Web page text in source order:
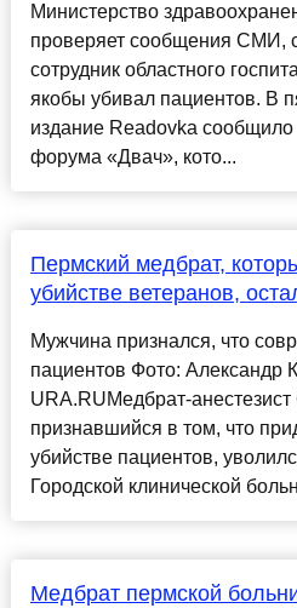
Министерство
проверяет сообщения СМИ,
сотрудник областного
якобы убивал пациентов. В
издание Readovka сообщило
форума «Двач», кото...
Пермский медбрат,
убийстве ветеранов,
Мужчина признался, что
пациентов Фото: Александр
URA.RUМедбрат-
признавшийся в том, что
убийстве пациентов,
Городской клинической
Медбрат пермской